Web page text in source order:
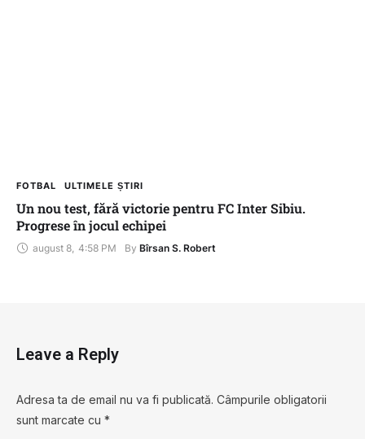
FOTBAL ULTIMELE ȘTIRI
Un nou test, fără victorie pentru FC Inter Sibiu.
Progrese în jocul echipei
august 8 4:58 PM By Bîrsan S. Robert
Leave a Reply
Adresa ta de email nu va fi publicată. Câmpurile obligatorii
sunt marcate cu *